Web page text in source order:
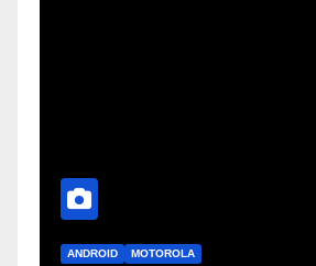
ANDROID MOTOROLA